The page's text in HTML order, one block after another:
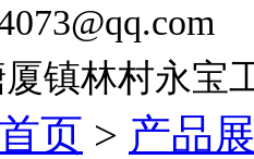
镇林村永宝
页 > 产品